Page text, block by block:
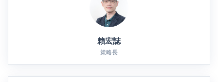
賴宏誌
策略長